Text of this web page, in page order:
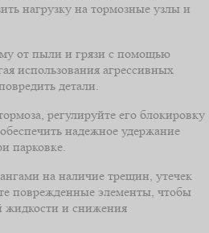
нагрузку на тормозные узлы и
от пыли и грязи с помощью
использования агрессивных
детали.
регулируйте его блокировку
надежное удержание
парковке.
на наличие трещин, утечек
поврежденные элементы, чтобы
жидкости и снижения